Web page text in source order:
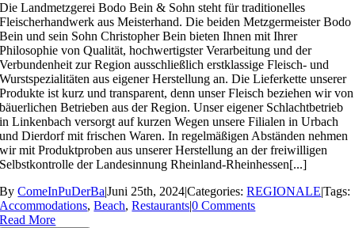
Die Landmetzgerei Bodo Bein & Sohn steht für traditionelles
Fleischerhandwerk aus Meisterhand. Die beiden Metzgermeister Bodo
Bein und sein Sohn Christopher Bein bieten Ihnen mit Ihrer
Philosophie von Qualität, hochwertigster Verarbeitung und der
Verbundenheit zur Region ausschließlich erstklassige Fleisch- und
Wurstspezialitäten aus eigener Herstellung an. Die Lieferkette unserer
Produkte ist kurz und transparent, denn unser Fleisch beziehen wir von
bäuerlichen Betrieben aus der Region. Unser eigener Schlachtbetrieb
in Linkenbach versorgt auf kurzen Wegen unsere Filialen in Urbach
und Dierdorf mit frischen Waren. In regelmäßigen Abständen nehmen
wir mit Produktproben aus unserer Herstellung an der freiwilligen
Selbstkontrolle der Landesinnung Rheinland-Rheinhessen[...]
ByComeInPuDerBa|Juni 25th, 2024|Categories:REGIONALE|Tags:
Accommodations,Beach,Restaurants|0 Comments
Read More